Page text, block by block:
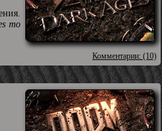
то
Комментарии: (10)